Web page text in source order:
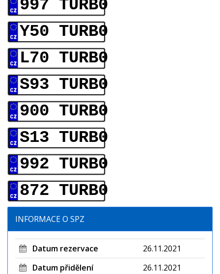
997 TURB0
Y50 TURB0
L70 TURB0
S93 TURB0
900 TURB0
S13 TURB0
992 TURB0
872 TURB0
INFORMACE O SPZ
Datum rezervace
26.11.2021
Datum přidělení
26.11.2021